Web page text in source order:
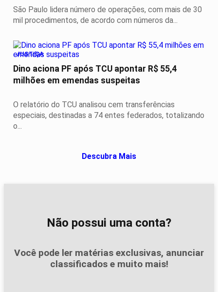
São Paulo lidera número de operações, com mais de 30
mil procedimentos, de acordo com números da...
JUSTIÇA
Dino aciona PF após TCU apontar R$ 55,4
milhões em emendas suspeitas
O relatório do TCU analisou cem transferências
especiais, destinadas a 74 entes federados, totalizando
o...
Descubra Mais
Não possui uma conta?
Você pode ler matérias exclusivas, anunciar
classificados e muito mais!